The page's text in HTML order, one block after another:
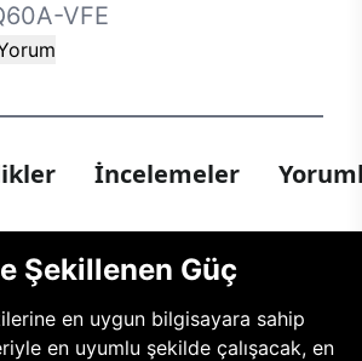
VFE
İncelemeler
Şekillenen Güç
en uygun bilgisayara sahip
en uyumlu şekilde çalışacak, en